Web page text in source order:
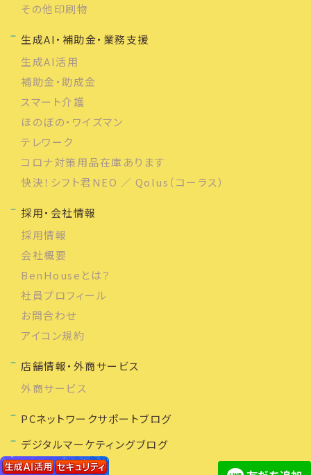
その他印刷物
生成AI・補助金・業務支援
生成AI活用
補助金・助成金
スマート介護
ほのぼの・ワイズマン
テレワーク
コロナ対策用品在庫あります
快決！シフト君NEO ／ Qolus（コーラス）
採用・会社情報
採用情報
会社概要
BenHouseとは？
社員プロフィール
お問合わせ
アイコン規約
店舗情報・外商サービス
外商サービス
PCネットワークサポートブログ
デジタルマーケティングブログ